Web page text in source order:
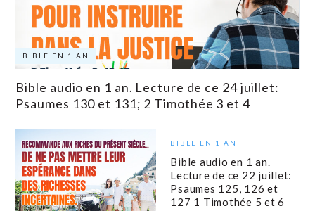
BIBLE EN 1 AN
Bible audio en 1 an. Lecture de ce 24 juillet:
Psaumes 130 et 131; 2 Timothée 3 et 4
BIBLE EN 1 AN
Bible audio en 1 an.
Lecture de ce 22 juillet:
Psaumes 125, 126 et
127 1 Timothée 5 et 6